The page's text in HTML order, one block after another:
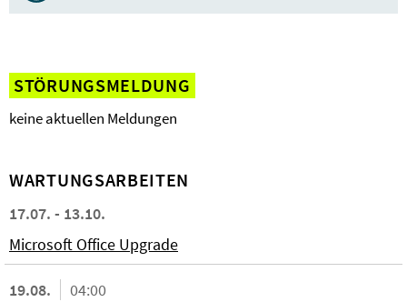
STÖRUNGSMELDUNG
keine aktuellen Meldungen
WARTUNGSARBEITEN
17.07. - 13.10.
Microsoft Office Upgrade
19.08.
04:00